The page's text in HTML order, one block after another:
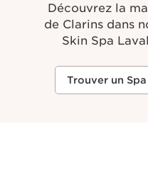
Découvrez la
de Clarins dans
Skin Spa
Trouver un Spa